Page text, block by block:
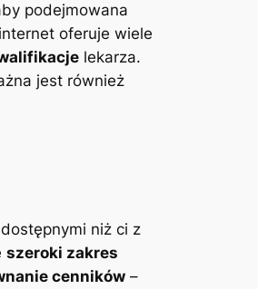
podejmowana
oferuje wiele
lekarza.
jest ​również
niż‌ ci z
szeroki zakres
cenników –